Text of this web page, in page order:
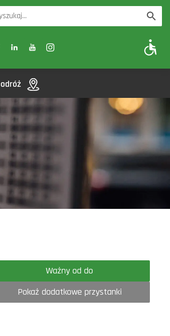
A A+
Ważny od do
Pokaż dodatkowe przystanki